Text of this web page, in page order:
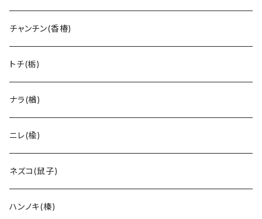
チャンチン(香椿)
トチ(栃)
ナラ(楢)
ニレ(楡)
ネズコ(鼠子)
ハンノキ(榛)